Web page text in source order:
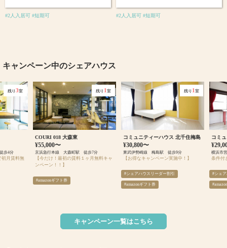
#2人入居可 #短期可 #2人入居可 #短期可
キャンペーン中のシェアハウス
残り 3室
歩4分
初月賃料無
残り 1 室
COURI 018 大森東
¥55,000〜
京浜急行本線 大森町駅 徒歩7分
【今だけ！最初の賃料１ヶ月無料キャ
ンペーン！！】
#amazonギフト券
残り 1 室
コミュニティーハウス 北千住梅島
¥30,800〜
東武伊勢崎線 梅島駅 徒歩9分
【お得なキャンペーン実施中！】
#シェアハウスリーダー割引
#amazonギフト券
コミ
条件付
#シェ
キャンペーン一覧はこちら